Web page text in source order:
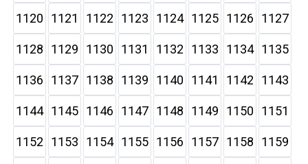
1120 1121 1122 1123 1124 1125 1126 1127
1128 1129 1130 1131 1132 1133 1134 1135
1136 1137 1138 1139 1140 1141 1142 1143
1144 1145 1146 1147 1148 1149 1150 1151
1152 1153 1154 1155 1156 1157 1158 1159